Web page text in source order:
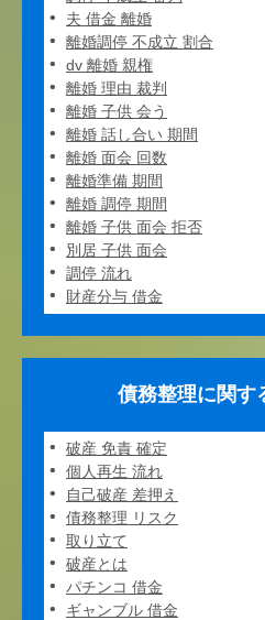
夫 借金 離婚
離婚調停 不成立 割合
dv 離婚 親権
離婚 理由 裁判
離婚 子供 会う
離婚 話し合い 期間
離婚 面会 回数
離婚準備 期間
離婚 調停 期間
離婚 子供 面会 拒否
別居 子供 面会
調停 流れ
財産分与 借金
債務整理に関す
破産 免責 確定
個人再生 流れ
自己破産 差押え
債務整理 リスク
取り立て
破産とは
パチンコ 借金
ギャンブル 借金